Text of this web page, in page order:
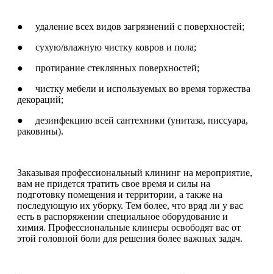
● удаление всех видов загрязнений с поверхностей;
● сухую/влажную чистку ковров и пола;
● протирание стеклянных поверхностей;
● чистку мебели и используемых во время торжества
декораций;
● дезинфекцию всей сантехники (унитаза, писсуара,
раковины).
Заказывая профессиональный клининг на мероприятие,
вам не придется тратить свое время и силы на
подготовку помещения и территории, а также на
последующую их уборку. Тем более, что вряд ли у вас
есть в распоряжении специальное оборудование и
химия. Профессиональные клинеры освободят вас от
этой головной боли для решения более важных задач.